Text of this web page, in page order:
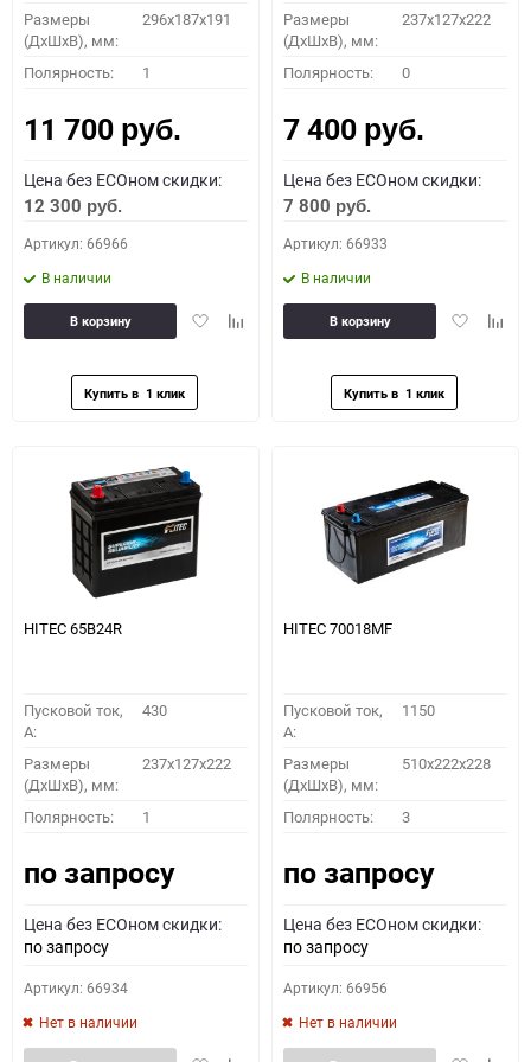
Размеры
(ДхШхВ), мм:
296х187х191
Полярность: 1
11 700 руб.
Цена без ECOном скидки:
12 300 руб.
Артикул: 66966
В наличии
ДобавитьДобавить
В корзину
Размеры
(ДхШхВ), мм:
237x127x222
Полярность: 0
7 400 руб.
Цена без ECOном скидки:
7 800 руб.
Артикул: 66933
В наличии
Добавить
В корзину
HITEC 65B24R
Пусковой ток,
A:
430
Размеры
(ДхШхВ), мм:
237x127x222
Полярность: 1
по запросу
Цена без ECOном скидки:
по запросу
Артикул: 66934
Нет в наличии
HITEC 70018MF
Пусковой ток,
A:
1150
Размеры
(ДхШхВ), мм:
510x222x228
Полярность: 3
по запросу
Цена без ECOном скидки:
по запросу
Артикул: 66956
Нет в наличии